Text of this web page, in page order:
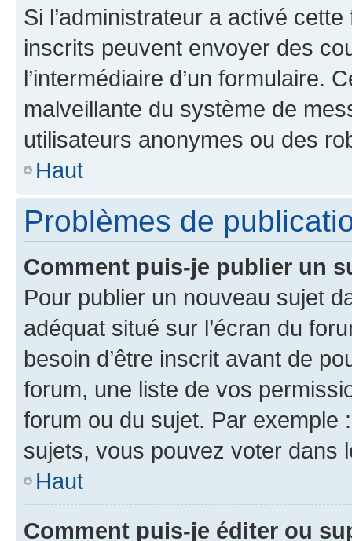
Si l’administrateur a activé
inscrits peuvent envoyer des
l’intermédiaire d’un formulaire.
malveillante du système de
utilisateurs anonymes ou des
Haut
Problèmes de
Comment puis-je publier un
Pour publier un nouveau sujet
adéquat situé sur l’écran du
besoin d’être inscrit avant de
forum, une liste de vos
forum ou du sujet. Par exemple
sujets, vous pouvez voter dans
Haut
Comment puis-je éditer ou